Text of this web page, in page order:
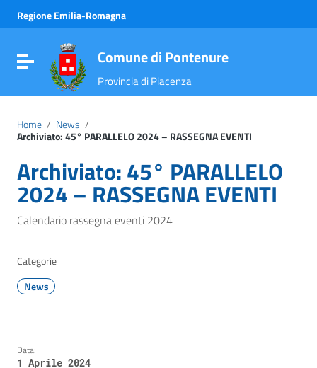
Vai al menu di navigazione
Vai al footer
Regione Emilia-Romagna
Attiva / disattiva la navigazione
Comune di Pontenure
Provincia di Piacenza
Home / News /
Archiviato: 45° PARALLELO 2024 – RASSEGNA EVENTI
Archiviato: 45° PARALLELO
2024 – RASSEGNA EVENTI
Calendario rassegna eventi 2024
Categorie
News
Data:
1 Aprile 2024